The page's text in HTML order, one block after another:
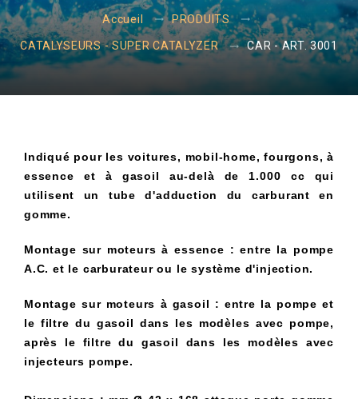
Accueil PRODUITS
CATALYSEURS - SUPER CATALYZER CAR - ART. 3001
Indiqué pour les voitures, mobil-home, fourgons, à
essence et à gasoil au-delà de 1.000 cc qui
utilisent un tube d'adduction du carburant en
gomme.
Montage sur moteurs à essence : entre la pompe
A.C. et le carburateur ou le système d'injection.
Montage sur moteurs à gasoil : entre la pompe et
le filtre du gasoil dans les modèles avec pompe,
après le filtre du gasoil dans les modèles avec
injecteurs pompe.